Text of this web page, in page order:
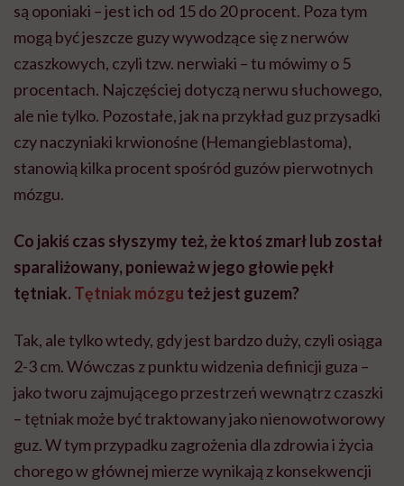
są oponiaki – jest ich od 15 do 20 procent. Poza tym
mogą być jeszcze guzy wywodzące się z nerwów
czaszkowych, czyli tzw. nerwiaki – tu mówimy o 5
procentach. Najczęściej dotyczą nerwu słuchowego,
ale nie tylko. Pozostałe, jak na przykład guz przysadki
czy naczyniaki krwionośne (Hemangieblastoma),
stanowią kilka procent spośród guzów pierwotnych
mózgu.
Co jakiś czas słyszymy też, że ktoś zmarł lub został
sparaliżowany, ponieważ w jego głowie pękł
tętniak. Tętniak mózgu też jest guzem?
Tak, ale tylko wtedy, gdy jest bardzo duży, czyli osiąga
2-3 cm. Wówczas z punktu widzenia definicji guza –
jako tworu zajmującego przestrzeń wewnątrz czaszki
– tętniak może być traktowany jako nienowotworowy
guz. W tym przypadku zagrożenia dla zdrowia i życia
chorego w głównej mierze wynikają z konsekwencji